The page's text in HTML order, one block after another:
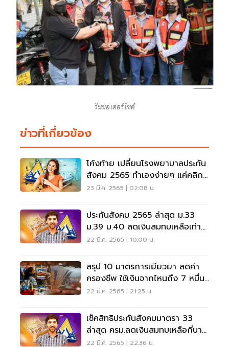
วินมอเตอร์ไซด์
ข่าวที่เกี่ยวข้อง
โค้งท้าย เปลี่ยนโรงพยาบาลประกัน
สังคม 2565 ทำเองง่ายๆ แค่คลิก
เดียว
23 มี.ค. 2565 | 02:08 น.
ประกันสังคม 2565 ล่าสุด ม.33
ม.39 ม.40 ลดเงินสมทบเหลือเท่า
ไหร่ มีผลวันไหน
22 มี.ค. 2565 | 10:00 น.
สรุป 10 มาตรการเยียวยา ลดค่า
ครองชีพ ใช้เงินจากไหนถึง 7 หมื่น
ล้าน
22 มี.ค. 2565 | 21:25 น.
เช็คสิทธิประกันสังคมมาตรา 33
ล่าสุด ครม.ลดเงินสมทบเหลือกี่บาท
ดูด่วนที่นี่
22 มี.ค. 2565 | 22:36 น.